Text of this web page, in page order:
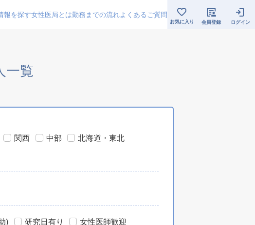
報を探す女性医局とは勤務までの流れよくあるご質問
お気に入り 会員登録 ログイン
一覧
関西 中部
北海道・東北
) 研究日有り
女性医師歓迎